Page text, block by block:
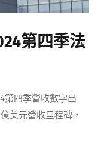
第四季法
第四季營收數字出
美元營收里程碑，